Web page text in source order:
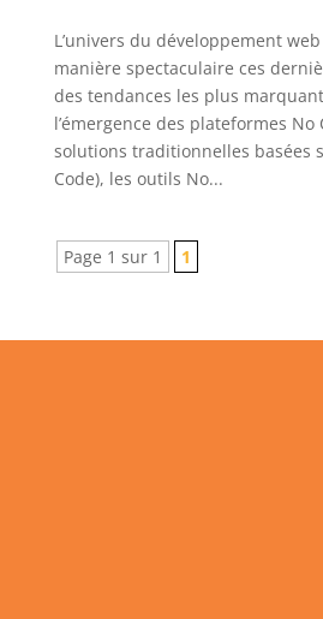
L’univers du développement
manière spectaculaire ces
des tendances les plus
l’émergence des plateformes No
solutions traditionnelles basées
Code), les outils No...
Page 1 sur 1 1